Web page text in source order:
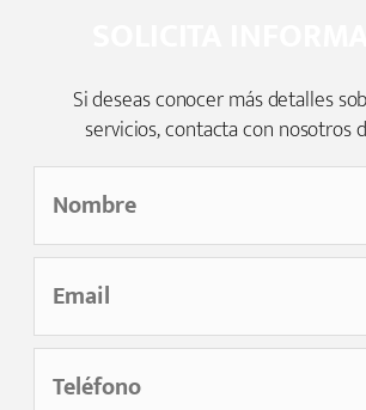
Si deseas conocer más detalles
servicios, contacta con nosotros